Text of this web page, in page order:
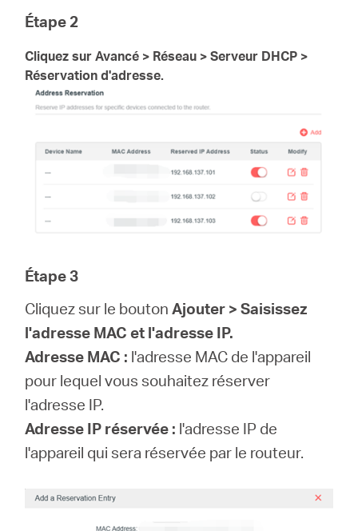
Étape 2
Cliquez sur Avancé > Réseau > Serveur DHCP >
Réservation d'adresse.
Étape 3
Cliquez sur le boutonAjouter > Saisissez
l'adresse MAC et l'adresse IP.
Adresse MAC : l'adresse MAC de l'appareil
pour lequel vous souhaitez réserver
l'adresse IP.
Adresse IP réservée : l'adresse IP de
l'appareil qui sera réservée par le routeur.